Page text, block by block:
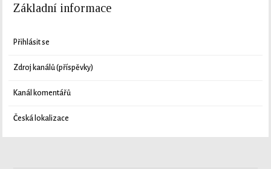
Základní informace
Přihlásit se
Zdroj kanálů (příspěvky)
Kanál komentářů
Česká lokalizace